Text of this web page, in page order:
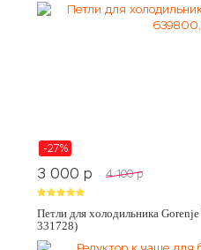
-27%
3 000 p 4 100 p
Петли для холодильника
331728)